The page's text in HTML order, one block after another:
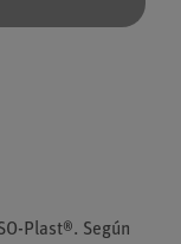
Plast®. Según